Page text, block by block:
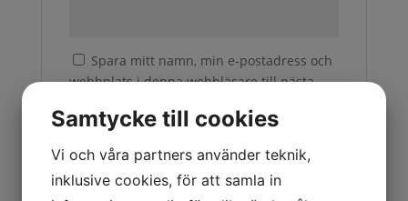
Spara mitt namn, min e-postadress och
webbplats i denna webbläsare till nästa
Samtycke till cookies
Vi och våra partners använder teknik,
inklusive cookies, för att samla in